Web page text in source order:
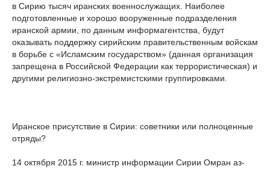
в Сирию тысяч иранских военнослужащих. Наиболее
подготовленные и хорошо вооруженные подразделения
иранской армии, по данным информагентства, будут
оказывать поддержку сирийским правительственным войскам
в борьбе с «Исламским государством» (данная организация
запрещена в Российской Федерации как террористическая) и
другими религиозно-экстремистскими группировками.
Иранское присутствие в Сирии: советники или полноценные
отряды?
14 октября 2015 г. министр информации Сирии Омран аз-